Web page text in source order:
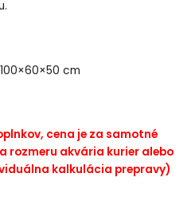
cm
cena je za samotné
rozmeru akvária kurier alebo
kalkulácia prepravy)